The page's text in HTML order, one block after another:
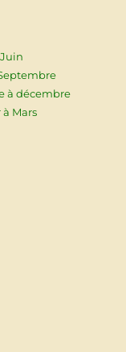
à décembre
Mars